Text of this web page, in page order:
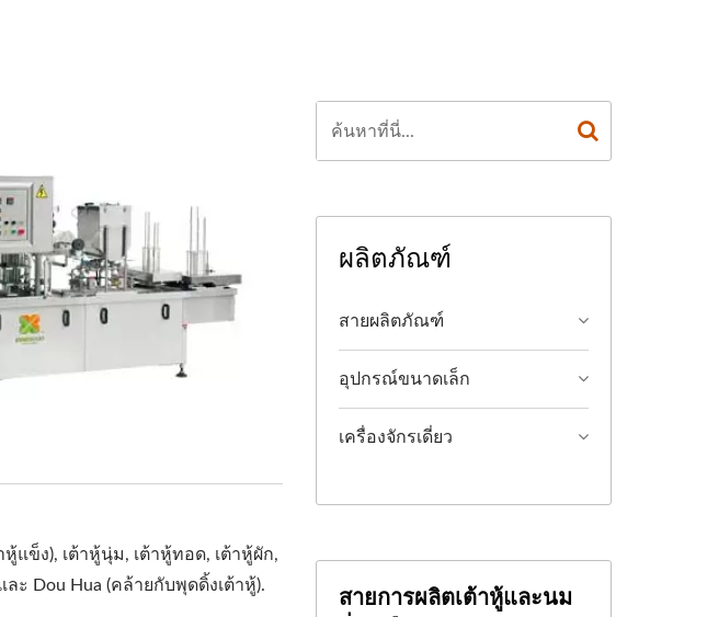
แข็ง), เต้าหู้นุ่ม, เต้าหู้ทอด, เต้าหู้ผัก,
ะ Dou Hua (คล้ายกับพุดดิ้งเต้าหู้).
ผลิตภัณฑ์
สายผลิตภัณฑ์
อุปกรณ์ขนาดเล็ก
เครื่องจักรเดี่ยว
สายการผลิตเต้าหู้และนม